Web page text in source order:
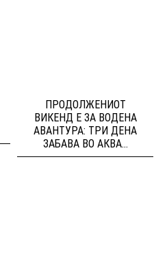
ПРОДОЛЖЕНИОТ
ВИКЕНД Е ЗА ВОДЕНА
АВАНТУРА: ТРИ ДЕНА
ЗАБАВА ВО АКВА...